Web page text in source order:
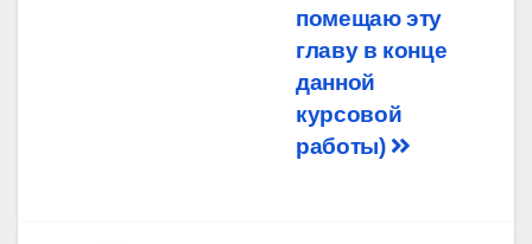
помещаю эту
главу в конце
данной
курсовой
работы)